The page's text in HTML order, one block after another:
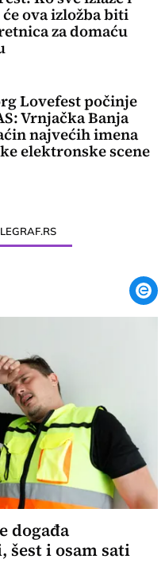
će ova izložba biti
za domaću
Lovefest počinje
Vrnjačka Banja
najvećih imena
elektronske scene
događa
šest i osam sati